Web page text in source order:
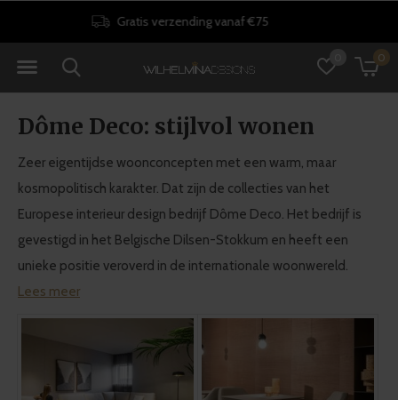
0
30 dagen retourrecht
Dôme Deco: stijlvol wonen
Zeer eigentijdse woonconcepten met een warm, maar
kosmopolitisch karakter. Dat zijn de collecties van het
Europese interieur design bedrijf Dôme Deco. Het bedrijf is
gevestigd in het Belgische Dilsen-Stokkum en heeft een
unieke positie veroverd in de internationale woonwereld.
Lees meer